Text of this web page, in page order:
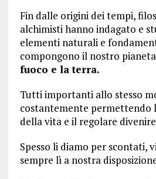
Fin dalle origini dei tempi,
alchimisti hanno indagato e
elementi naturali e
compongono il nostro
fuoco e la terra.
Tutti importanti allo stesso
costantemente permettendo
della vita e il regolare
Spesso li diamo per scontati,
sempre lì a nostra